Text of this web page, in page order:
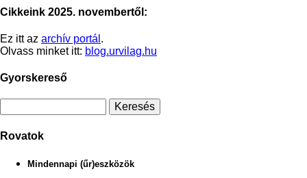
Cikkeink 2025. novembertől:
Ez itt az archív portál .
Olvass minket itt: blog.urvilag.hu
Gyorskereső
Rovatok
Mindennapi (űr)eszközök